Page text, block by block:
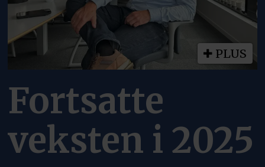
PLUS
Fortsatte
veksten i 2025